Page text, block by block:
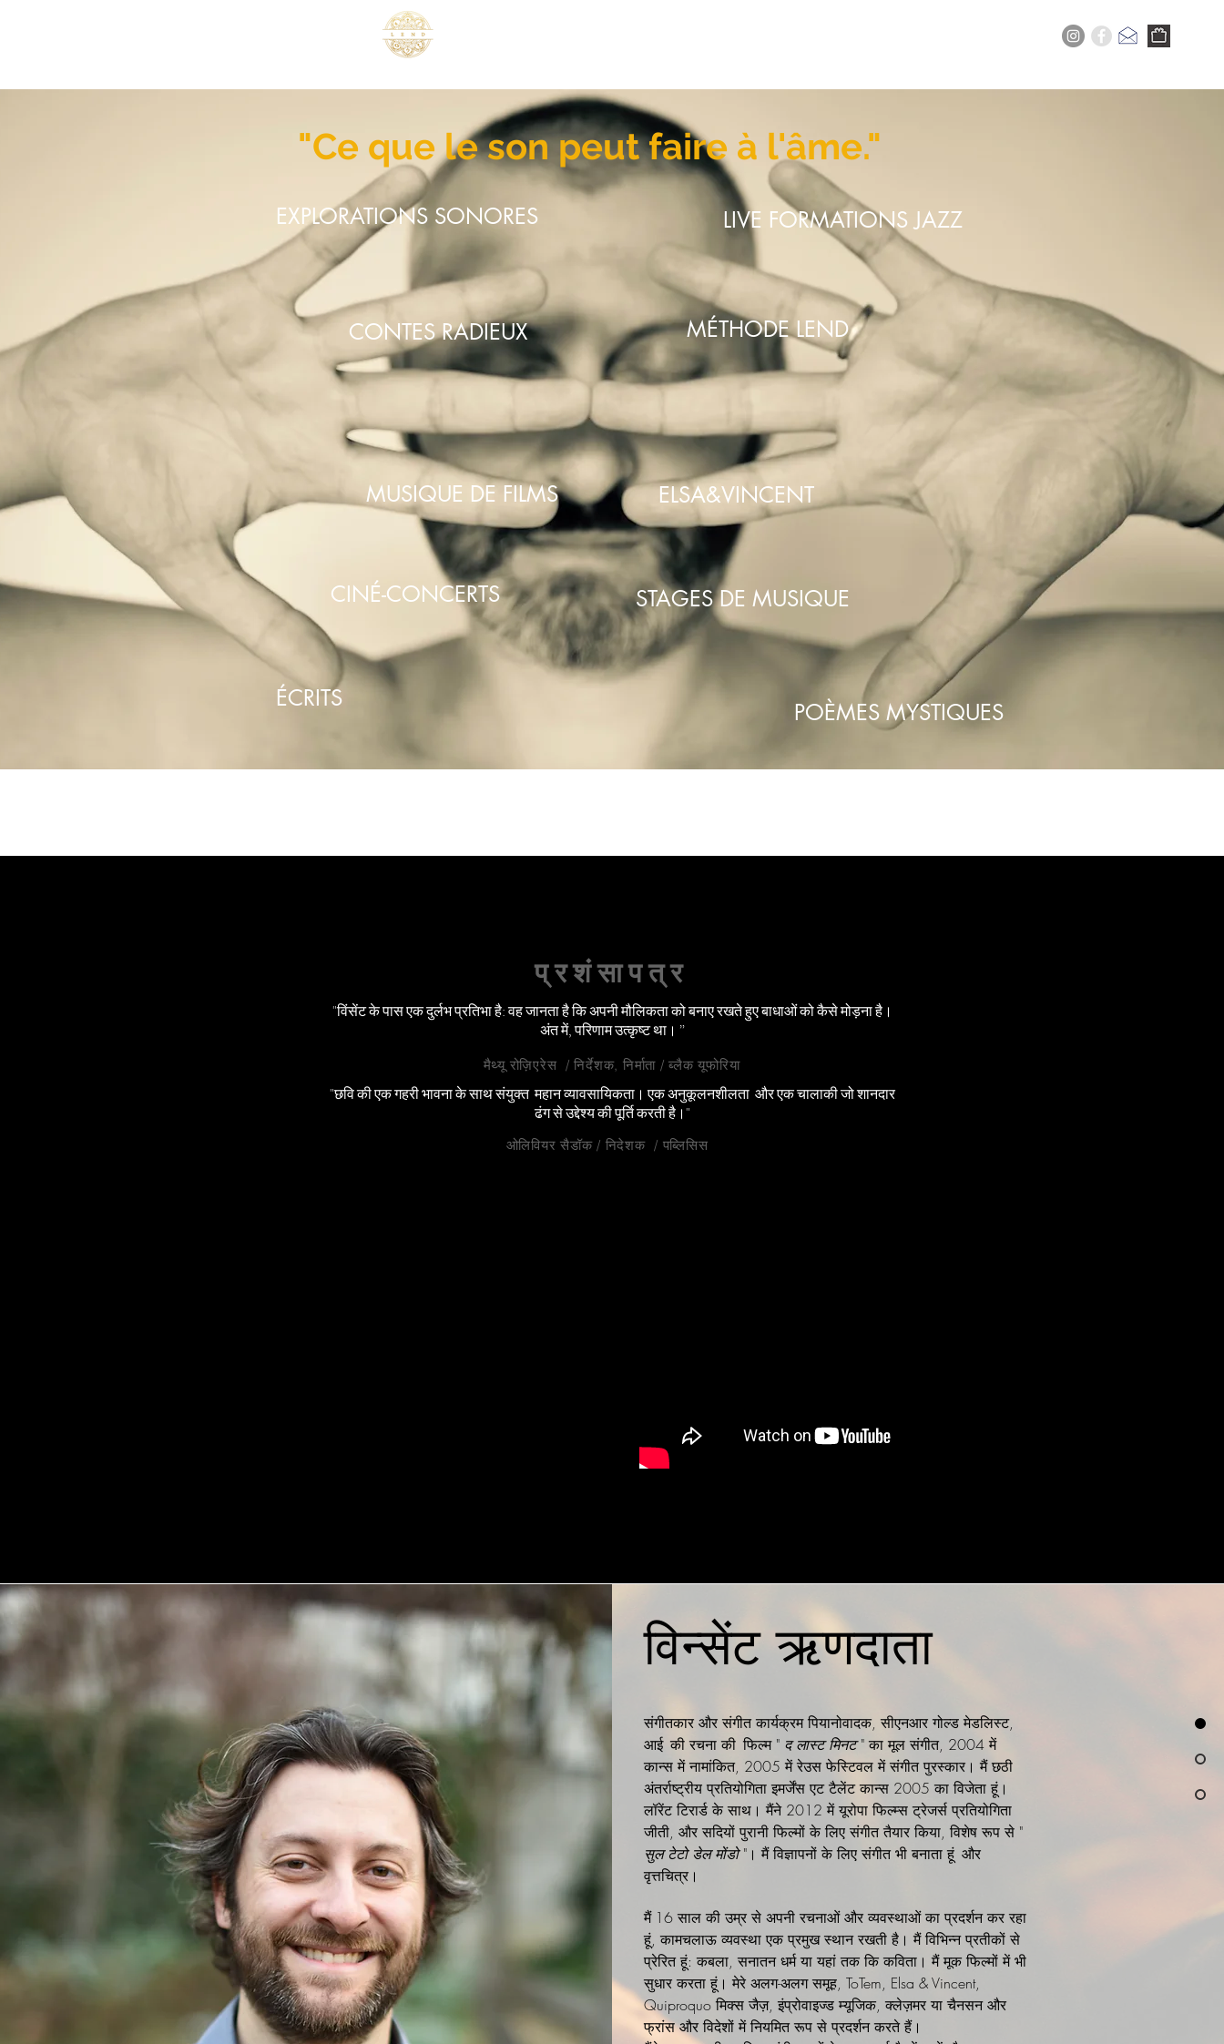
EXPLORATIONS SONORES
CONTES RADIEUX
LIVE FORMATIONS JAZZ
MÉTHODE LEND
CINÉ-CONCERTS
ELSA&VINCENT
ÉCRITS
POÈMES MYSTIQUES
MUSIQUE DE FILMS
STAGES DE MUSIQUE
"Ce que le son peut faire à l'âme."
प्रशंसापत्र
"विंसेंट के पास एक दुर्लभ प्रतिभा है: वह जानता है कि अपनी मौलिकता को बनाए रखते हुए बाधाओं को कैसे मोड़ना है।
अंत में, परिणाम उत्कृष्ट था। ”
मैथ्यू रोज़िएरेस / निर्देशक, निर्माता / ब्लैक यूफोरिया
"छवि की एक गहरी भावना के साथ संयुक्त महान व्यावसायिकता। एक अनुकूलनशीलता और एक चालाकी जो शानदार
ढंग से उद्देश्य की पूर्ति करती है।"
ओलिवियर सैडॉक / निदेशक / पब्लिसिस
विन्सेंट ऋणदाता
संगीतकार और संगीत कार्यक्रम पियानोवादक, सीएनआर गोल्ड मेडलिस्ट,
आई की रचना की फिल्म " द लास्ट मिनट" का मूल संगीत, 2004 में
कान्स में नामांकित, 2005 में रेउस फेस्टिवल में संगीत पुरस्कार। मैं छठी
अंतर्राष्ट्रीय प्रतियोगिता इमर्जेंस एट टैलेंट कान्स 2005 का विजेता हूं।
लॉरेंट टिरार्ड के साथ। मैंने 2012 में यूरोपा फिल्म्स ट्रेजर्स प्रतियोगिता
जीती, और सदियों पुरानी फिल्मों के लिए संगीत तैयार किया, विशेष रूप से "
सुल टेटो डेल मोंडो"। मैं विज्ञापनों के लिए संगीत भी बनाता हूं और
वृत्तचित्र।
मैं 16 साल की उम्र से अपनी रचनाओं और व्यवस्थाओं का प्रदर्शन कर रहा
हूं, कामचलाऊ व्यवस्था एक प्रमुख स्थान रखती है। मैं विभिन्न प्रतीकों से
प्रेरित हूं: कबला, सनातन धर्म या यहां तक कि कविता। मैं मूक फिल्मों में भी
सुधार करता हूं। मेरे अलग-अलग समूह, ToTem, Elsa & Vincent,
Quiproquo मिक्स जैज़, इंप्रोवाइज्ड म्यूजिक, क्लेज़मर या चैनसन और
फ्रांस और विदेशों में नियमित रूप से प्रदर्शन करते हैं।